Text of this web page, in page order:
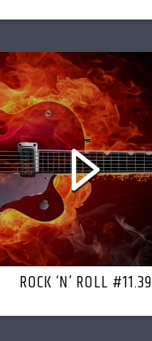
ROCK ‘N’ ROLL #11.39